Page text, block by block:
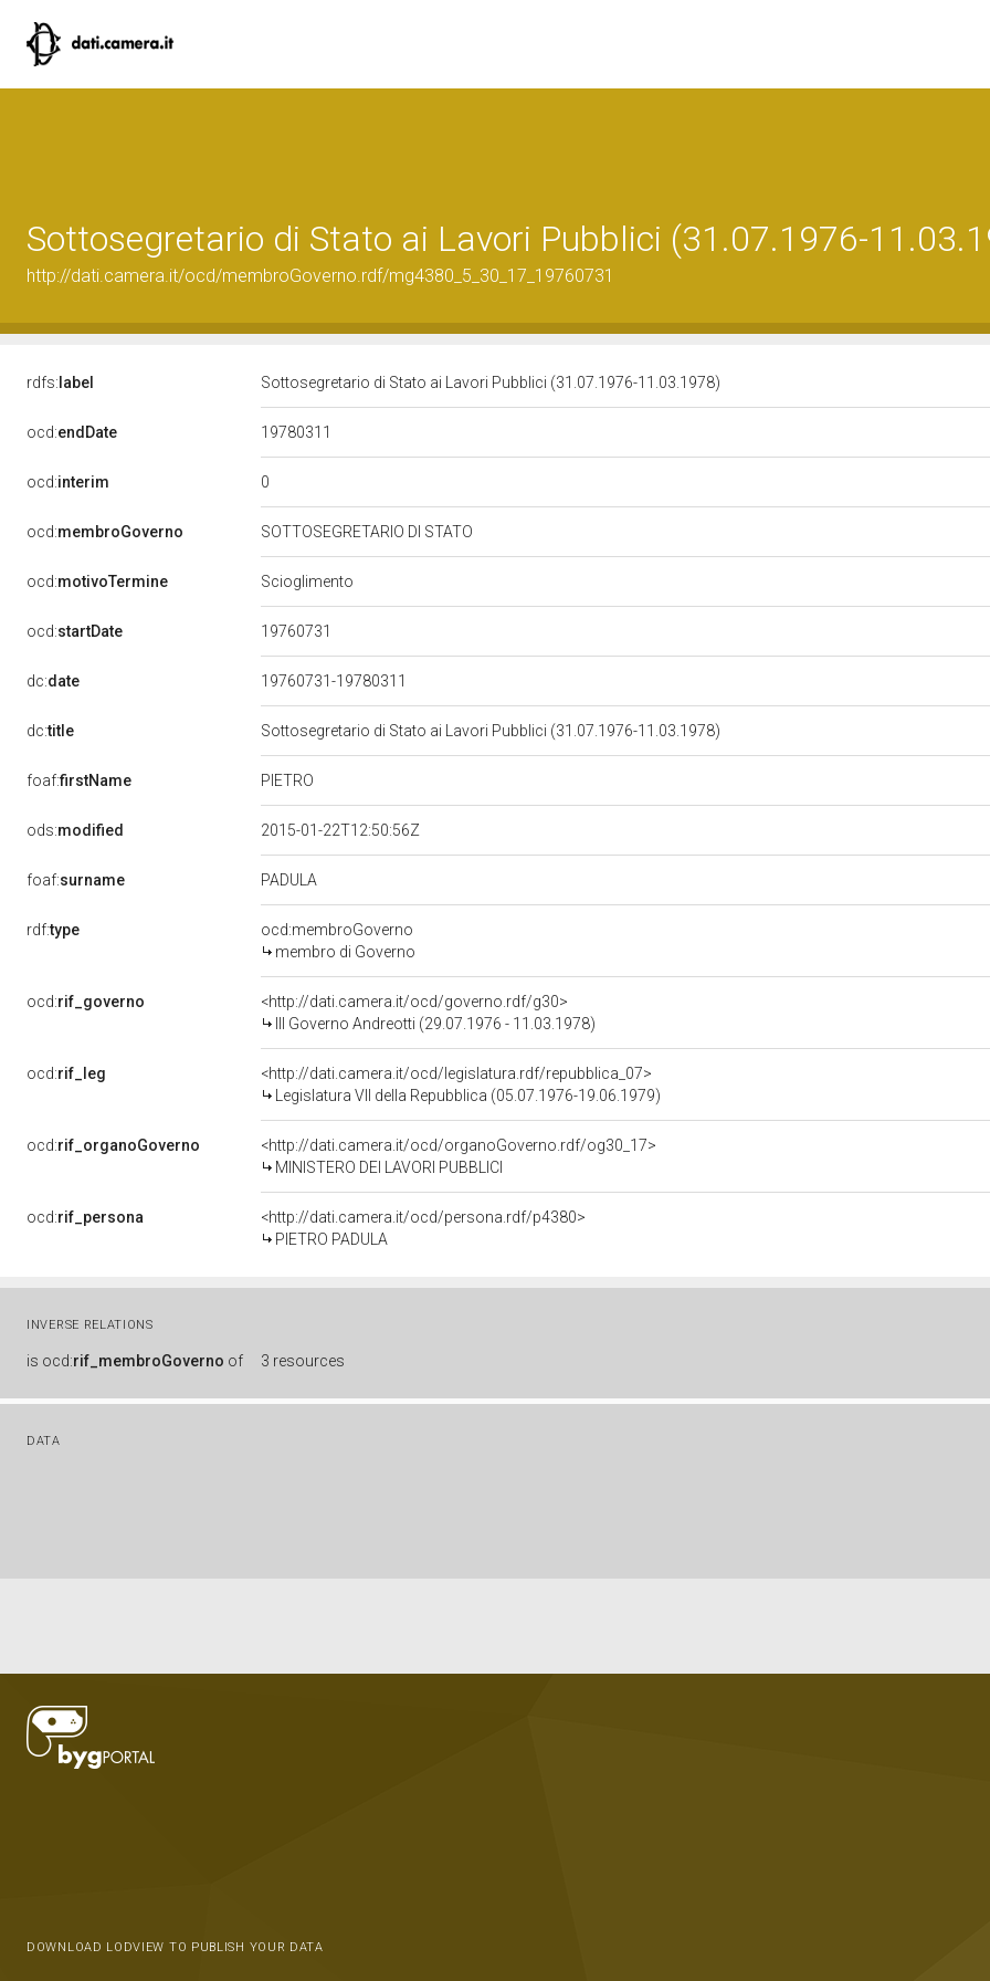
Sottosegretario di Stato ai Lavori Pubblici (31.07.1976-
http://dati.camera.it/ocd/membroGoverno.rdf/mg4380_5_30_17_19760731
rdfs: label Sottosegretario di Stato ai Lavori Pubblici (31.07.1976-11.03.1978)
ocd:endDate 19780311
ocd:interim 0
ocd:membroGoverno SOTTOSEGRETARIO DI STATO
ocd:motivoTermine Scioglimento
ocd:startDate 19760731
dc:date 19760731-19780311
dc:title Sottosegretario di Stato ai Lavori Pubblici (31.07.1976-11.03.1978)
foaf:firstName PIETRO
ods:modified 2015-01-22T12:50:56Z
foaf:surname PADULA
rdf:type
ocd:membroGoverno
membro di Governo
ocd:rif_governo
<http://dati.camera.it/ocd/governo.rdf/g30>
III Governo Andreotti (29.07.1976 - 11.03.1978)
ocd:rif_leg
<http://dati.camera.it/ocd/legislatura.rdf/repubblica_07>
Legislatura VII della Repubblica (05.07.1976-19.06.1979)
ocd:rif_organoGoverno
<http://dati.camera.it/ocd/organoGoverno.rdf/og30_17>
MINISTERO DEI LAVORI PUBBLICI
ocd:rif_persona
<http://dati.camera.it/ocd/persona.rdf/p4380>
PIETRO PADULA
INVERSE RELATIONS
is ocd:rif_membroGoverno of 3 resources
DATA
DOWNLOAD LODVIEW TO PUBLISH YOUR DATA